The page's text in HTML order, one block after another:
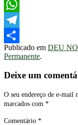
Facebook
WhatsApp
Telegram
Share
Publicado em DEU
Permanente.
Deixe um
O seu endereço de e-mail
marcados com *
Comentário *